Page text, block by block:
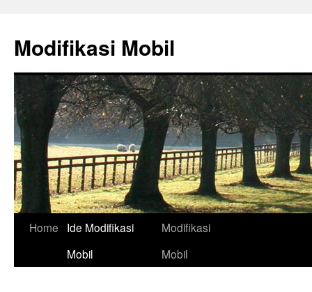
content
Modifikasi Mobil
Home
Ide Modifikasi
Mobil
Modifikasi
Mobil